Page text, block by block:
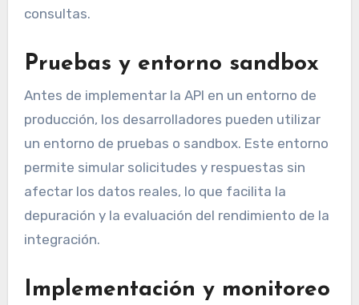
consultas.
Pruebas y entorno sandbox
Antes de implementar la API en un entorno de
producción, los desarrolladores pueden utilizar
un entorno de pruebas o sandbox. Este entorno
permite simular solicitudes y respuestas sin
afectar los datos reales, lo que facilita la
depuración y la evaluación del rendimiento de la
integración.
Implementación y monitoreo